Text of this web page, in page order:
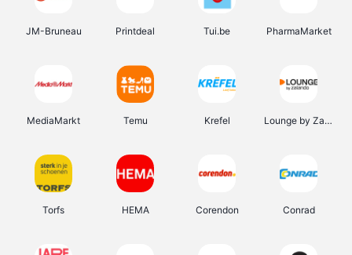
JM-Bruneau Printdeal Tui.be PharmaMarket
MediaMarkt Temu Krefel Lounge by Zalando
Torfs HEMA Corendon Conrad